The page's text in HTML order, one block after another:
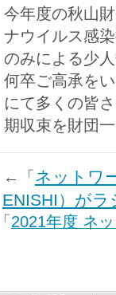
今年度の秋山
ナウイルス感
のみによる少
何卒ご高承を
にて多くの皆
期収束を財団
←「 ネットワ
ENISHI）が
「 2021年度 ネ